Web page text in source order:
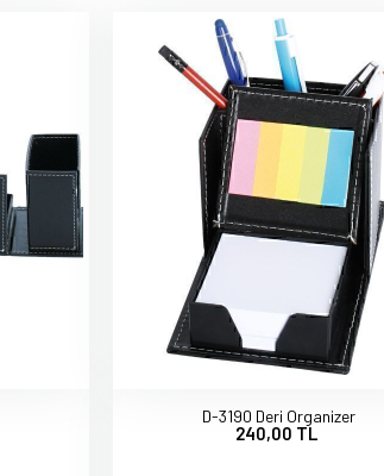
D-3190 Deri Organizer
240,00 TL